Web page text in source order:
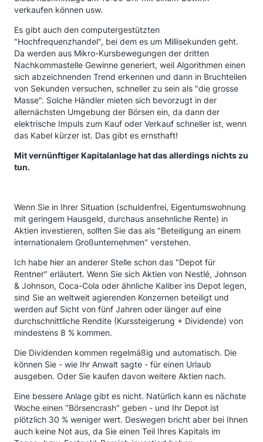
verkaufen können usw.
Es gibt auch den computergestützten
"Hochfrequenzhandel", bei dem es um Millisekunden geht.
Da werden aus Mikro-Kursbewegungen der dritten
Nachkommastelle Gewinne generiert, weil Algorithmen einen
sich abzeichnenden Trend erkennen und dann in Bruchteilen
von Sekunden versuchen, schneller zu sein als "die grosse
Masse". Solche Händler mieten sich bevorzugt in der
allernächsten Umgebung der Börsen ein, da dann der
elektrische Impuls zum Kauf oder Verkauf schneller ist, wenn
das Kabel kürzer ist. Das gibt es ernsthaft!
Mit vernünftiger Kapitalanlage hat das allerdings nichts zu
tun.
Wenn Sie in Ihrer Situation (schuldenfrei, Eigentumswohnung
mit geringem Hausgeld, durchaus ansehnliche Rente) in
Aktien investieren, sollten Sie das als "Beteiligung an einem
internationalem Großunternehmen" verstehen.
Ich habe hier an anderer Stelle schon das "Depot für
Rentner" erläutert. Wenn Sie sich Aktien von Nestlé, Johnson
& Johnson, Coca-Cola oder ähnliche Kaliber ins Depot legen,
sind Sie an weltweit agierenden Konzernen beteiligt und
werden auf Sicht von fünf Jahren oder länger auf eine
durchschnittliche Rendite (Kurssteigerung + Dividende) von
mindestens 8 % kommen.
Die Dividenden kommen regelmäßig und automatisch. Die
können Sie - wie Ihr Anwalt sagte - für einen Urlaub
ausgeben. Oder Sie kaufen davon weitere Aktien nach.
Eine bessere Anlage gibt es nicht. Natürlich kann es nächste
Woche einen "Börsencrash" geben - und Ihr Depot ist
plötzlich 30 % weniger wert. Deswegen bricht aber bei Ihnen
auch keine Not aus, da Sie einen Teil Ihres Kapitals im